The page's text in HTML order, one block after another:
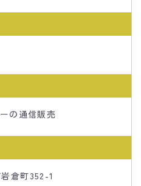
の通信販売
倉町352-1